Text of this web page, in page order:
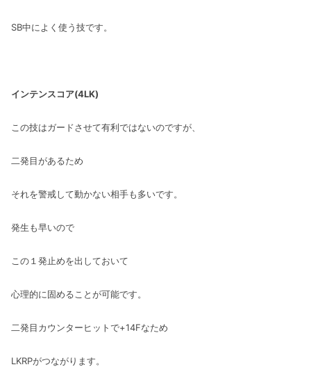
SB中によく使う技です。
インテンスコア(4LK)
この技はガードさせて有利ではないのですが、
二発目があるため
それを警戒して動かない相手も多いです。
発生も早いので
この１発止めを出しておいて
心理的に固めることが可能です。
二発目カウンターヒットで+14Fなため
LKRPがつながります。